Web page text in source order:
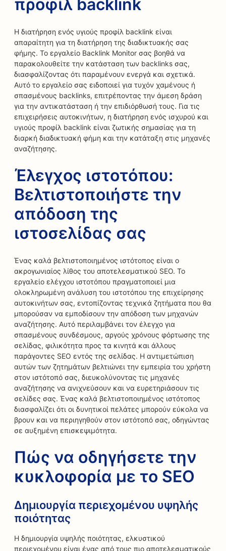
προφίλ backlink
Η διατήρηση ενός υγιούς προφίλ backlink είναι
απαραίτητη για τη διατήρηση της διαδικτυακής σας
φήμης. Το εργαλείο Backlink Monitor σας βοηθά να
παρακολουθείτε την κατάσταση των backlinks σας,
διασφαλίζοντας ότι παραμένουν ενεργά και σχετικά.
Αυτό το εργαλείο σας ειδοποιεί για τυχόν χαμένους ή
σπασμένους backlinks, επιτρέποντας την άμεση δράση
για την αντικατάσταση ή την επιδιόρθωσή τους. Για τις
επιχειρήσεις αυτοκινήτων, η διατήρηση ενός ισχυρού και
υγιούς προφίλ backlink είναι ζωτικής σημασίας για τη
διαρκή διαδικτυακή φήμη και την κατάταξη στις μηχανές
αναζήτησης.
Έλεγχος ιστοτόπου:
Βελτιστοποιήστε την
απόδοση της
ιστοσελίδας σας
Ένας καλά βελτιστοποιημένος ιστότοπος είναι ο
ακρογωνιαίος λίθος του αποτελεσματικού SEO. Το
εργαλείο ελέγχου ιστοτόπου πραγματοποιεί μια
ολοκληρωμένη ανάλυση του ιστοτόπου της επιχείρησης
αυτοκινήτων σας, εντοπίζοντας τεχνικά ζητήματα που θα
μπορούσαν να εμποδίσουν την απόδοση των μηχανών
αναζήτησης. Αυτό περιλαμβάνει τον έλεγχο για
σπασμένους συνδέσμους, αργούς χρόνους φόρτωσης της
σελίδας, φιλικότητα προς τα κινητά και άλλους
παράγοντες SEO εντός της σελίδας. Η αντιμετώπιση
αυτών των ζητημάτων βελτιώνει την εμπειρία του χρήστη
στον ιστότοπό σας, διευκολύνοντας τις μηχανές
αναζήτησης να ανιχνεύσουν και να ευρετηριάσουν τις
σελίδες σας. Ένας καλά βελτιστοποιημένος ιστότοπος
διασφαλίζει ότι οι δυνητικοί πελάτες μπορούν εύκολα να
βρουν και να περιηγηθούν στον ιστότοπό σας, οδηγώντας
σε αυξημένη επισκεψιμότητα.
Πώς να οδηγήσετε την
κυκλοφορία με το SEO
Δημιουργία περιεχομένου υψηλής
ποιότητας
Η δημιουργία υψηλής ποιότητας, ελκυστικού
περιεχομένου είναι ένας από τους πιο αποτελεσματικούς